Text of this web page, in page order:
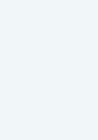
了智慧城
合，同时为
市更多区域
地区互动和
息丰富且参